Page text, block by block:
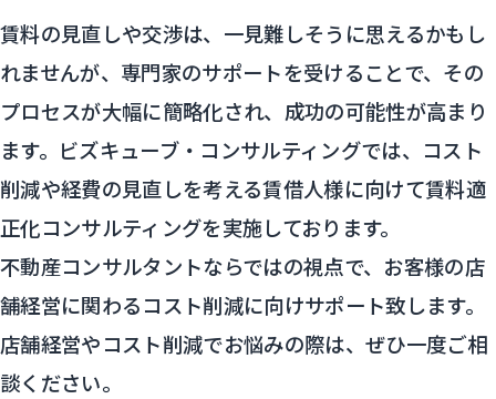
賃料の見直しや交渉は、一見難しそうに思えるかもし
れませんが、専門家のサポートを受けることで、その
プロセスが大幅に簡略化され、成功の可能性が高まり
ます。ビズキューブ・コンサルティングでは、コスト
削減や経費の見直しを考える賃借人様に向けて賃料適
正化コンサルティングを実施しております。
不動産コンサルタントならではの視点で、お客様の店
舗経営に関わるコスト削減に向けサポート致します。
店舗経営やコスト削減でお悩みの際は、ぜひ一度ご相
談ください。